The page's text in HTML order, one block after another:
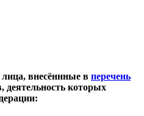
внесённные в перечень
деятельность которых